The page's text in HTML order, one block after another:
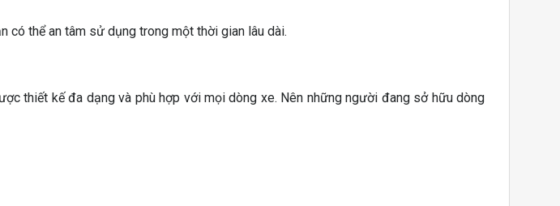
có thể an tâm sử dụng trong một thời gian lâu dài.
thiết kế đa dạng và phù hợp với mọi dòng xe. Nên những người đang sở hữu dòng